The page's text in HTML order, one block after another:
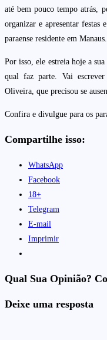
até bem pouco tempo atrás,
organizar e apresentar festas
paraense residente em Manaus.
Por isso, ele estreia hoje a
qual faz parte. Vai
Oliveira, que precisou se
Confira e divulgue para os
Compartilhe isso:
WhatsApp
Facebook
18+
Telegram
E-mail
Imprimir
Qual Sua Opinião?
Deixe uma resposta